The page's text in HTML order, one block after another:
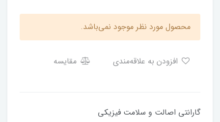
محصول مورد نظر موجود نمی‌باشد.
مقایسه
​گارانتی اصالت و سلامت فیزیکی